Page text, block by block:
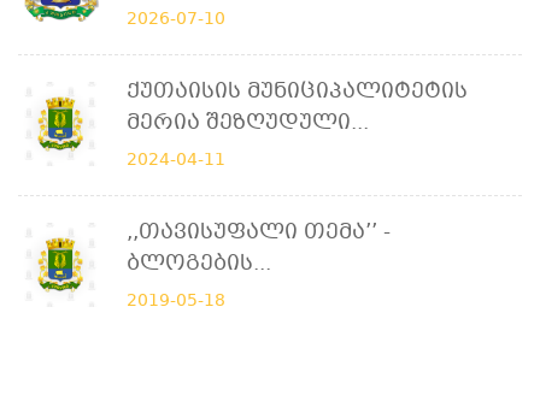
2026-07-10
Ქუთაისის Მუნიციპალიტეტის
Მერია Შეზღუდული...
2024-04-11
,,თავისუფალი Თემა’’ -
Ბლოგების...
2019-05-18